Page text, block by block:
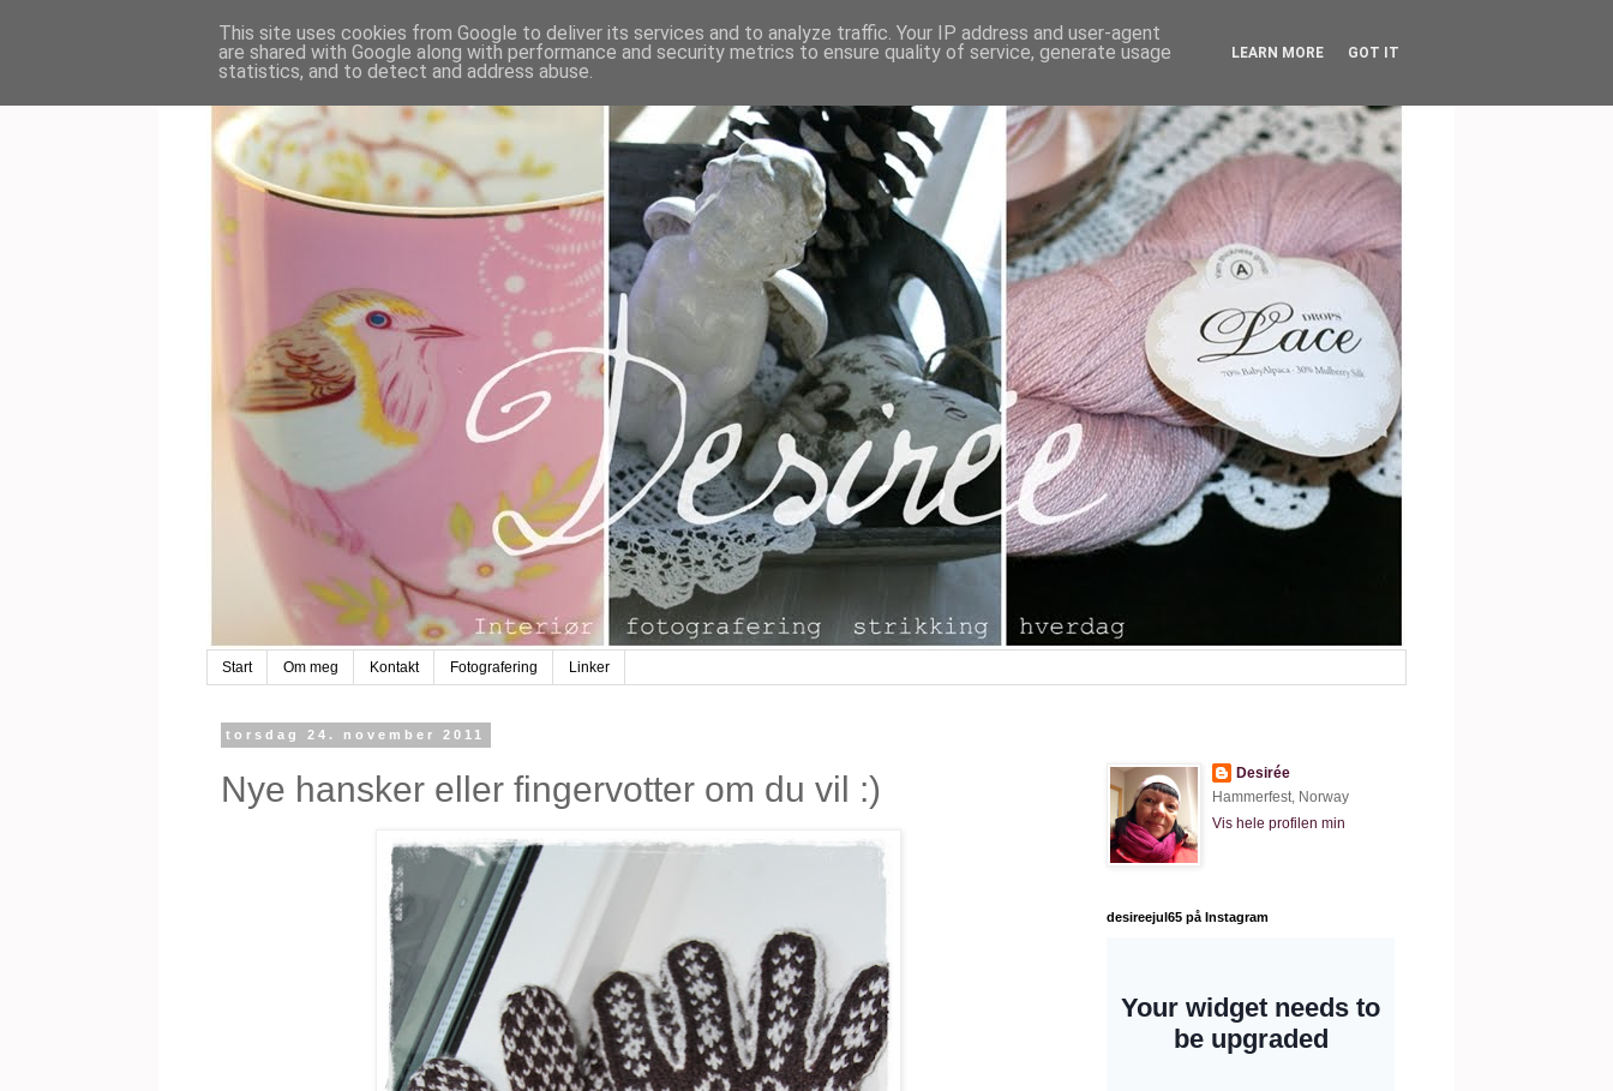
Start Om meg Kontakt Fotografering Linker
torsdag 24. november 2011
Nye hansker eller fingervotter om du vil :)
Desirée
Hammerfest, Norway
Vis hele profilen min
desireejul65 på Instagram
This site uses cookies from Google to deliver its services and to analyze traffic. Your IP address and user-agent
are shared with Google along with performance and security metrics to ensure quality of service, generate usage
statistics, and to detect and address abuse.
LEARN MORE GOT IT